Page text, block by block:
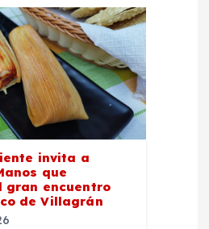
invita a
que
gran encuentro
de Villagrán